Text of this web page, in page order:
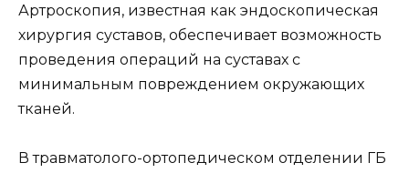
Артроскопия, известная как эндоскопическая
хирургия суставов, обеспечивает возможность
проведения операций на суставах с
минимальным повреждением окружающих
тканей.
В травматолого-ортопедическом отделении ГБ